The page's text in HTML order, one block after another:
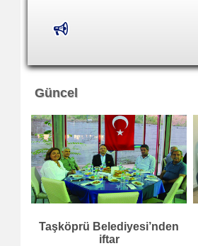
Güncel
Taşköprü Belediyesi’nden
iftar